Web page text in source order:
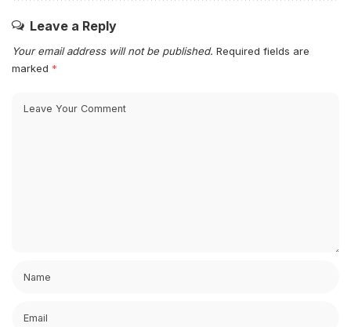
Leave a Reply
Your email address will not be published. Required fields are
marked *